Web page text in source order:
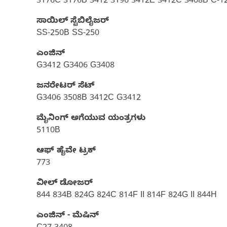
ಸಾಯಿಲ್ ಸ್ಟೆಬಿಲೈಜರ್
SS-250B SS-250
ಎಂಜಿನ್
G3412 G3406 G3408
ಜನರೇಟರ್ ಸೆಟ್‌
G3406 3508B 3412C G3412
ಮೈನಿಂಗ್ ಅಗೆಯುವ ಯಂತ್ರಗಳು
5110B
ಆಫ್ ಹೈವೇ ಟ್ರಕ್​
773
ವೀಲ್ ಡೋಜರ್​
844 834B 824G 824C 814F II 814F 824G II 844H
ಎಂಜಿನ್ - ಮೆಷಿನ್